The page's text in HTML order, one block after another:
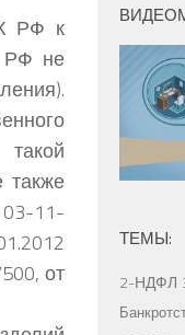
РФ к
РФ не
также
03-11-
от
ТЕМЫ:
2-НДФЛ